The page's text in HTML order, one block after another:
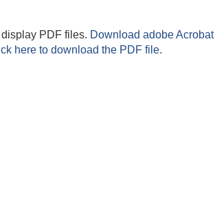
PDF files. Download adobe Acrobat
here to download the PDF file.